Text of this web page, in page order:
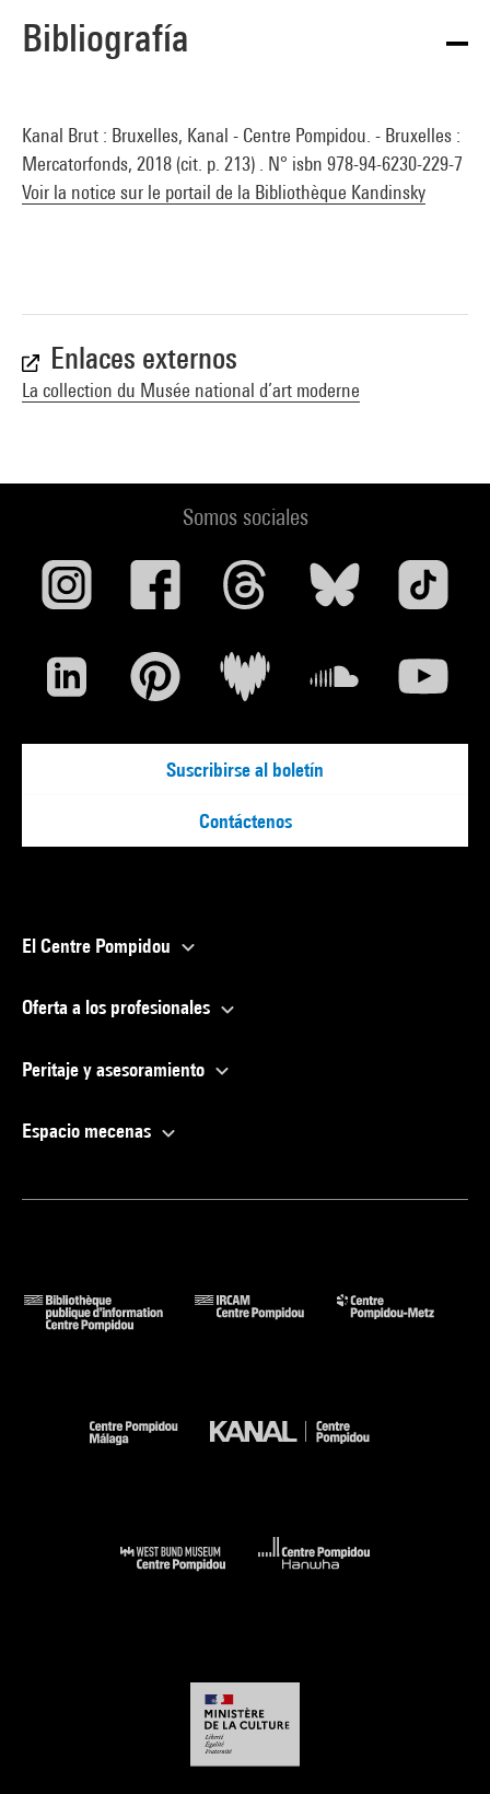
Bibliografía
Kanal Brut : Bruxelles, Kanal - Centre Pompidou. - Bruxelles :
Mercatorfonds, 2018 (cit. p. 213) . N° isbn 978-94-6230-229-7
Voir la notice sur le portail de la Bibliothèque Kandinsky
Enlaces externos
La collection du Musée national d’art moderne
Somos sociales
Suscribirse al boletín
Contáctenos
El Centre Pompidou
Oferta a los profesionales
Peritaje y asesoramiento
Espacio mecenas